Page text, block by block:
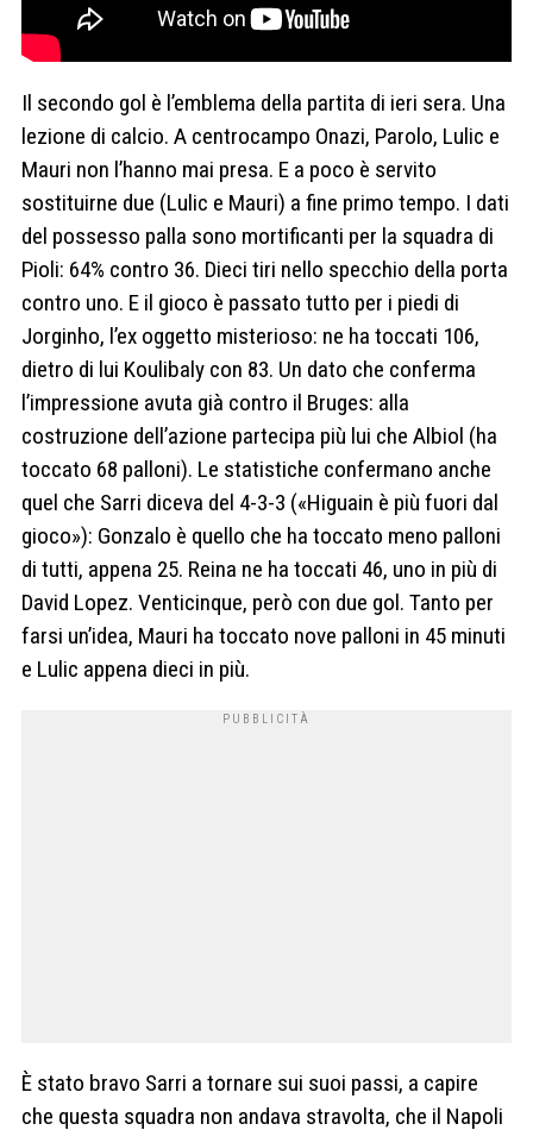
Il secondo gol è l’emblema della partita di ieri sera. Una
lezione di calcio. A centrocampo Onazi, Parolo, Lulic e
Mauri non l’hanno mai presa. E a poco è servito
sostituirne due (Lulic e Mauri) a fine primo tempo. I dati
del possesso palla sono mortificanti per la squadra di
Pioli: 64% contro 36. Dieci tiri nello specchio della porta
contro uno. E il gioco è passato tutto per i piedi di
Jorginho, l’ex oggetto misterioso: ne ha toccati 106,
dietro di lui Koulibaly con 83. Un dato che conferma
l’impressione avuta già contro il Bruges: alla
costruzione dell’azione partecipa più lui che Albiol (ha
toccato 68 palloni). Le statistiche confermano anche
quel che Sarri diceva del 4-3-3 («Higuain è più fuori dal
gioco»): Gonzalo è quello che ha toccato meno palloni
di tutti, appena 25. Reina ne ha toccati 46, uno in più di
David Lopez. Venticinque, però con due gol. Tanto per
farsi un’idea, Mauri ha toccato nove palloni in 45 minuti
e Lulic appena dieci in più.
È stato bravo Sarri a tornare sui suoi passi, a capire
che questa squadra non andava stravolta, che il Napoli